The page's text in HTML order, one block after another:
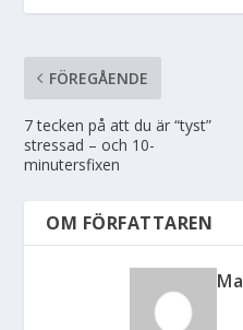
FÖREGÅENDE
7 tecken på att du är “tyst”
stressad – och 10-
minutersfixen
OM FÖRFATTAREN